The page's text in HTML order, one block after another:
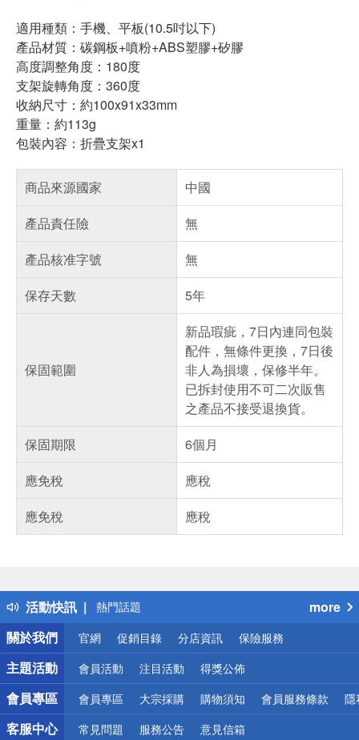
適用種類：手機、平板(10.5吋以下)
產品材質：碳鋼板+噴粉+ABS塑膠+矽膠
高度調整角度：180度
支架旋轉角度：360度
收納尺寸：約100x91x33mm
重量：約113g
包裝內容：折疊支架x1
商品來源國家
中國
產品責任險
無
產品核准字號
無
保存天數
5年
保固範圍
新品瑕疵，7日內連同包裝
配件，無條件更換，7日後
非人為損壞，保修半年。
已拆封使用不可二次販售
之產品不接受退換貨。
保固期限
6個月
應免稅
應稅
應免稅
應稅
活動快訊
得獎公告
熱門話題
銀行優惠
偏遠地區配送
詐騙網頁！請小心！
more
關於我們
官網 促銷目錄 分店資訊 保險服務
主題活動 會員活動 注目活動 得獎公佈
會員專區 會員專區 大宗採購 購物須知 會員服務條款 隱
客服中心 常見問題 服務公告 意見信箱